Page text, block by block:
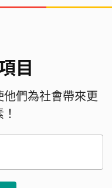
目
們為社會帶來更